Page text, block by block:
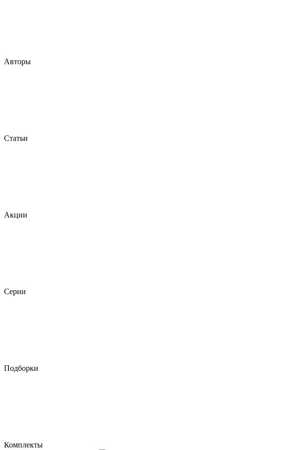
Авторы
Статьи
Акции
Серии
Подборки
Комплекты